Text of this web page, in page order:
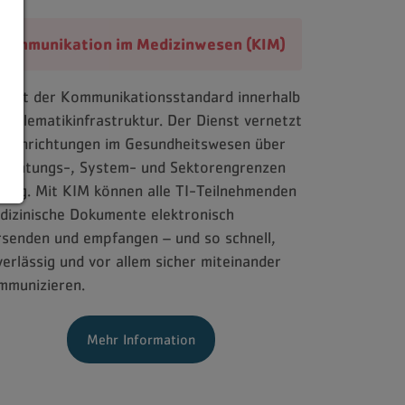
Kommunikation im Medizinwesen (KIM)
ist der Kommunikationsstandard innerhalb
Telematikinfrastruktur. Der Dienst vernetzt
Einrichtungen im Gesundheitswesen über
, System- und Sektorengrenzen
Mit KIM können alle TI-Teilnehmenden
Dokumente elektronisch
und empfangen – und so schnell,
und vor allem sicher miteinander
Mehr Information